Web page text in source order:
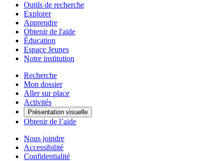
Outils de recherche
Explorer
Apprendre
Obtenir de l'aide
Éducation
Espace Jeunes
Notre institution
Recherche
Mon dossier
Aller sur place
Activités
Présentation visuelle
Obtenir de l’aide
Nous joindre
Accessibilité
Confidentialité